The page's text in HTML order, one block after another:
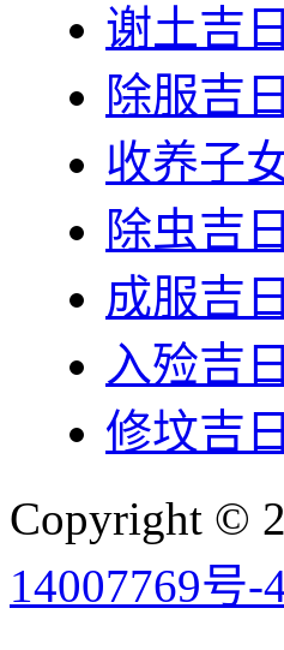
谢土吉日
除服吉日
收养子
除虫吉日
成服吉日
入殓吉日
修坟吉日
Copyright ©
14007769号-